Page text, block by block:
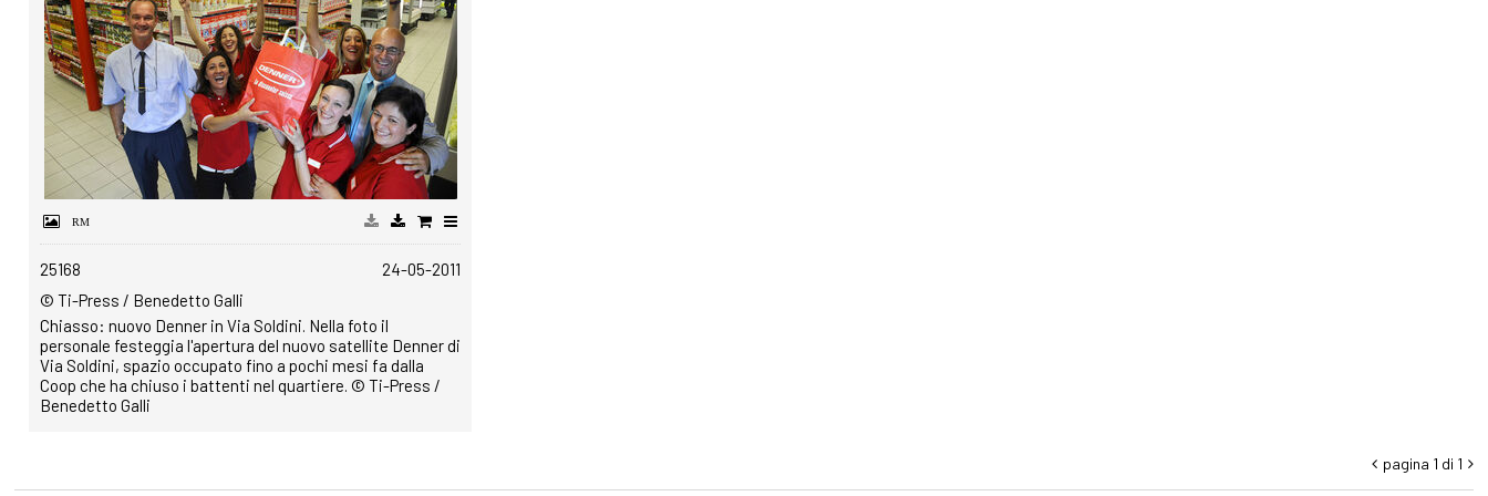
25168
24-05-2011
© Ti-Press / Benedetto Galli
Chiasso: nuovo Denner in Via Soldini. Nella foto il
personale festeggia l'apertura del nuovo satellite Denner di
Via Soldini, spazio occupato fino a pochi mesi fa dalla
Coop che ha chiuso i battenti nel quartiere. © Ti-Press /
Benedetto Galli
 pagina 1 di 1 